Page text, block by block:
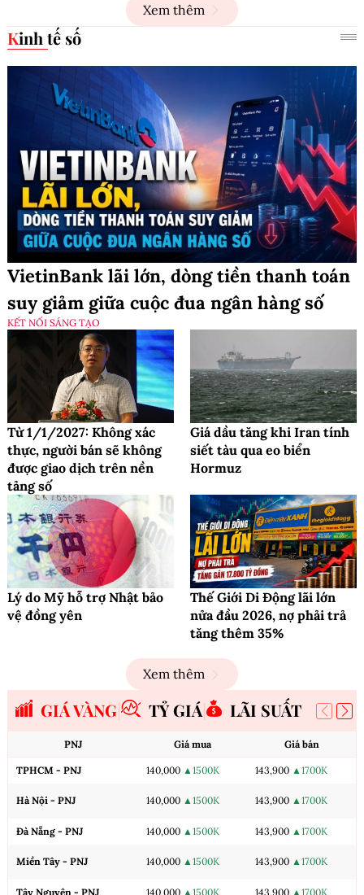
Xem thêm
Kinh tế số
VietinBank lãi lớn, dòng tiền thanh toán
suy giảm giữa cuộc đua ngân hàng số
KẾT NỐI SÁNG TẠO
Từ 1/1/2027: Không xác
thực, người bán sẽ không
được giao dịch trên nền
tảng số
Giá dầu tăng khi Iran tính
siết tàu qua eo biển
Hormuz
Lý do Mỹ hỗ trợ Nhật bảo
vệ đồng yên
Thế Giới Di Động lãi lớn
nửa đầu 2026, nợ phải trả
tăng thêm 35%
Xem thêm
GIÁ VÀNG TỶ GIÁ LÃI SUẤT
PNJ Giá mua Giá bán
TPHCM - PNJ 140,000 ▲1500K 143,900 ▲1700K
Hà Nội - PNJ 140,000 ▲1500K 143,900 ▲1700K
Đà Nẵng - PNJ 140,000 ▲1500K 143,900 ▲1700K
Miền Tây - PNJ 140,000 ▲1500K 143,900 ▲1700K
Tây Nguyên - PNJ 140,000 ▲1500K 143,900 ▲1700K